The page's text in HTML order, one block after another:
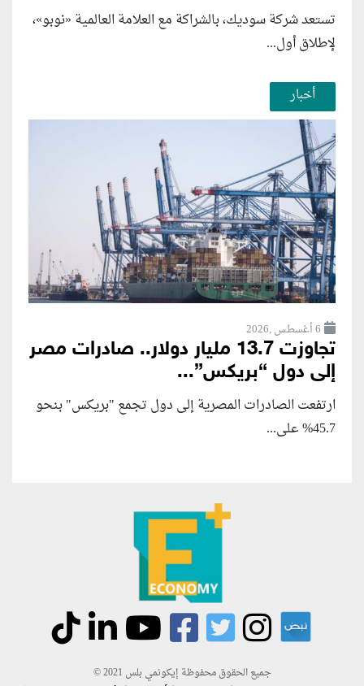
تستعد شركة سوديك، بالشراكة مع العلامة العالمية «نوبو»،
لإطلاق أول...
أخبار
6 أغسطس ,2026
تجاوزت 13.7 مليار دولار.. صادرات مصر
إلى دول “بريكس”...
ارتفعت الصادرات المصرية إلى دول تجمع "بريكس" بنحو
45.7% على...
جميع الحقوق محفوظة إيكونمي بلس 2021 ©